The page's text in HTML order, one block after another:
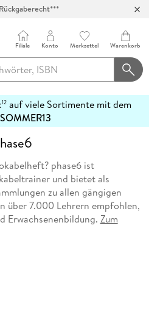
Filiale Konto Merkzettel Warenkorb
12auf viele Sortimente mit dem
SOMMER13
phase6 ist
und bietet als
zu allen gängigen
über 7.000 Lehrern empfohlen,
Erwachsenenbildung. Zum